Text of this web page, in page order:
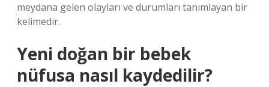
meydana gelen olayları ve durumları tanımlayan bir
kelimedir.
Yeni doğan bir bebek
nüfusa nasıl kaydedilir?